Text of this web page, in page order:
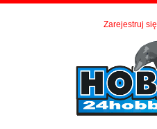
Zarejestruj się